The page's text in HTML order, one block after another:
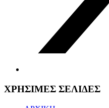
ΧΡΗΣΙΜΕΣ ΣΕΛΙΔΕΣ